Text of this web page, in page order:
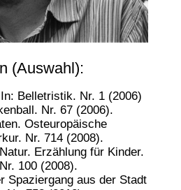
(Auswahl):
Belletristik. Nr. 1 (2006)
Nr. 67 (2006).
Osteuropäische
Nr. 714 (2008).
Erzählung für Kinder.
100 (2008).
Spaziergang aus der Stadt